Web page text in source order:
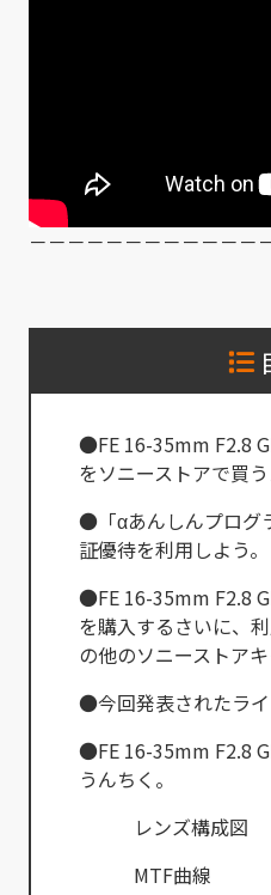
－－－－－－－－－－－－
●FE 16-35mm F2.8
をソニーストアで買う
●「αあんしんプログ
証優待を利用しよう。
●FE 16-35mm F2.8
を購入するさいに、
の他のソニーストア
●今回発表されたラ
●FE 16-35mm F2.8
うんちく。
レンズ構成図
MTF曲線